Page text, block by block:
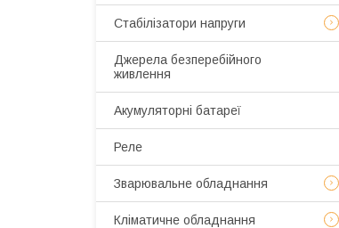
Стабілізатори напруги
Джерела безперебійного
живлення
Акумуляторні батареї
Реле
Зварювальне обладнання
Кліматичне обладнання